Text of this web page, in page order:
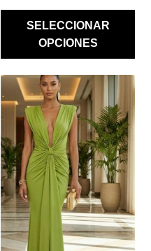
SELECCIONAR
OPCIONES
ESTE
PRODUCTO
TIENE
MÚLTIPLES
VARIANTES.
LAS
OPCIONES
SE
PUEDEN
ELEGIR